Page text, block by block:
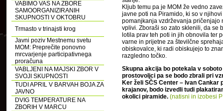
VABIMO VAS NA ZBORE
SAMOORGANIZIRANIH
SKUPNOSTI V OKTOBRU
Trmasto v trinajsti krog
Javni poziv Mestnemu svetu
MOM: Preprečite ponovno
mrcvarjenje participativnega
proračuna
VABLJENI NA MAJSKI ZBOR V
SVOJI SKUPNOSTI
TUDI APRIL V BARVAH BOJA ZA
JAVNO
DVIG TEMPERATURE NA
ZBORIH V MARCU
Kljub temu pa je MOM že vedno
javne poti na Piramido, ki so v
pomanjkanja vzdrževanja pričenjajo
vplivi. Zboraši so zato sklenili, da se
lotila prav teh poti in jih obnovila ter
varne in prijetne za številčne
obiskovalce, ki radi obiskujejo to
razgledno točko.
Skupna akcija bo potekala v soboto
prostovoljci pa se bodo zbrali pri
Ker želi SČS Center – Ivan Cankar
krajanov, bodo izvedli tudi
okolici piramide. (natisni in izobesi